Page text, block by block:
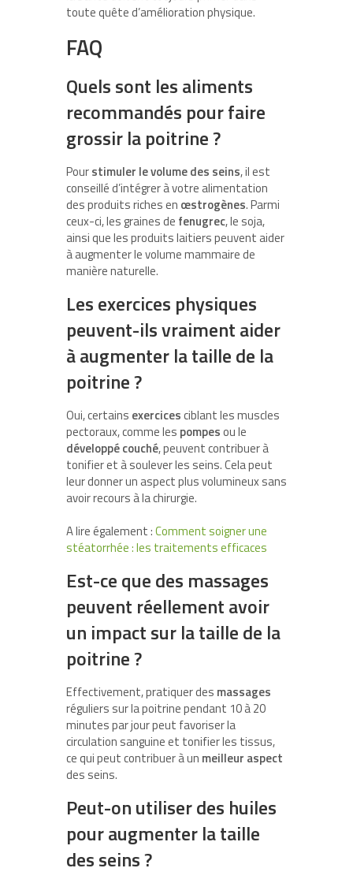
toute quête d’amélioration physique.
FAQ
Quels sont les aliments
recommandés pour faire
grossir la poitrine ?
Pourstimuler le volume des seins, il est
conseillé d’intégrer à votre alimentation
des produits riches en œstrogènes. Parmi
ceux-ci, les graines de fenugrec, le soja,
ainsi que les produits laitiers peuvent aider
à augmenter le volume mammaire de
manière naturelle.
Les exercices physiques
peuvent-ils vraiment aider
à augmenter la taille de la
poitrine ?
Oui, certains exercicesciblant les muscles
pectoraux, comme les pompesou le
développé couché, peuvent contribuer à
tonifier et à soulever les seins. Cela peut
leur donner un aspect plus volumineux sans
avoir recours à la chirurgie.
A lire également :Comment soigner une
stéatorrhée : les traitements efficaces
Est-ce que des massages
peuvent réellement avoir
un impact sur la taille de la
poitrine ?
Effectivement, pratiquer des massages
réguliers sur la poitrine pendant 10 à 20
minutes par jour peut favoriser la
circulation sanguine et tonifier les tissus,
ce qui peut contribuer à un meilleur aspect
des seins.
Peut-on utiliser des huiles
pour augmenter la taille
des seins ?